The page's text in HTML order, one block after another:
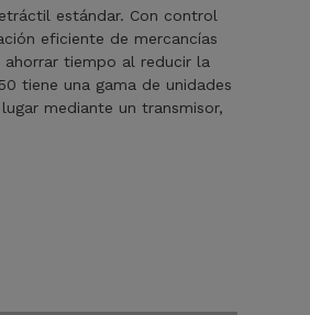
estándar. Con control
eficiente de mercancías
tiempo al reducir la
tiene una gama de unidades
mediante un transmisor,